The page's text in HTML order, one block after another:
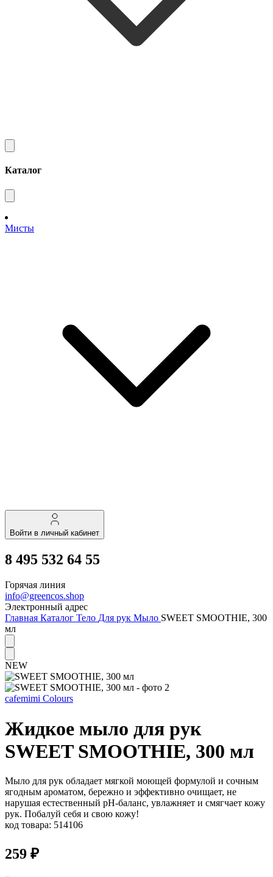
Каталог
Мисты
Войти в личный кабинет
8 495 532 64 55
Горячая линия
info@greencos.shop
Электронный адрес
Главная Каталог Тело Для рук Мыло SWEET SMOOTHIE, 300
мл
NEW
cafemimi Colours
Жидкое мыло для рук
SWEET SMOOTHIE, 300 мл
Мыло для рук обладает мягкой моющей формулой и сочным
ягодным ароматом, бережно и эффективно очищает, не
нарушая естественный pH-баланс, увлажняет и смягчает кожу
рук. Побалуй себя и свою кожу!
код товара: 514106
259 ₽